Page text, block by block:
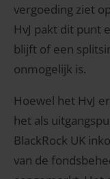
vergoeding ziet
HvJ pakt dit punt
blijft of een
onmogelijk is.
Hoewel het HvJ
het als
BlackRock UK
van de